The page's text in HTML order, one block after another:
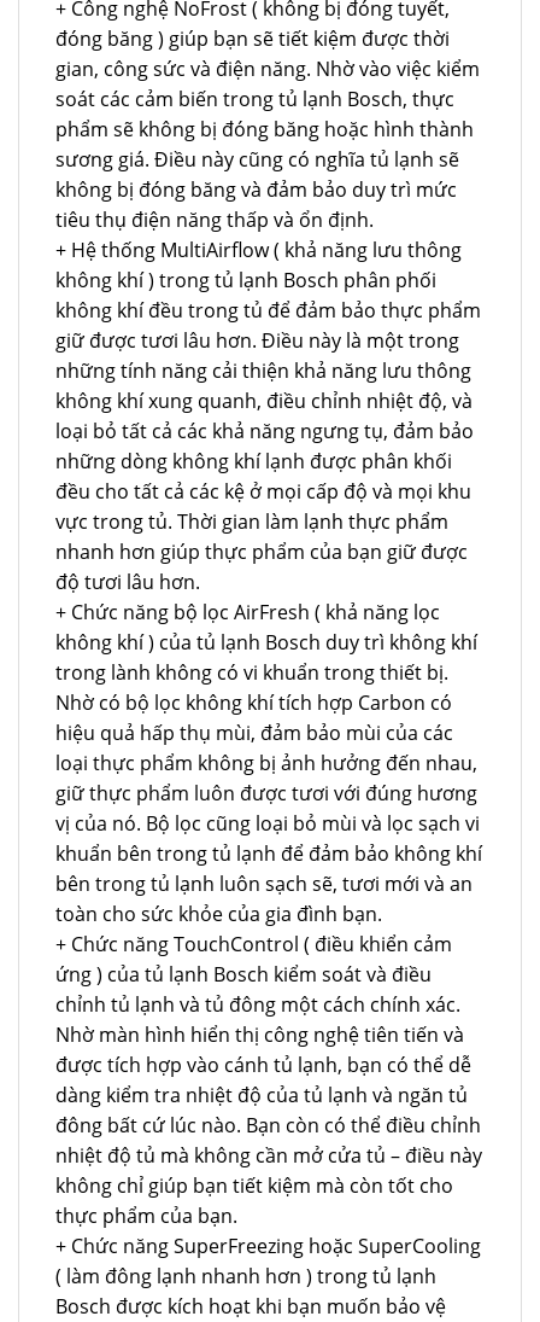
+ Công nghệ NoFrost ( không bị đóng tuyết,
đóng băng ) giúp bạn sẽ tiết kiệm được thời
gian, công sức và điện năng. Nhờ vào việc kiểm
soát các cảm biến trong tủ lạnh Bosch, thực
phẩm sẽ không bị đóng băng hoặc hình thành
sương giá. Điều này cũng có nghĩa tủ lạnh sẽ
không bị đóng băng và đảm bảo duy trì mức
tiêu thụ điện năng thấp và ổn định.
+ Hệ thống MultiAirflow ( khả năng lưu thông
không khí ) trong tủ lạnh Bosch phân phối
không khí đều trong tủ để đảm bảo thực phẩm
giữ được tươi lâu hơn. Điều này là một trong
những tính năng cải thiện khả năng lưu thông
không khí xung quanh, điều chỉnh nhiệt độ, và
loại bỏ tất cả các khả năng ngưng tụ, đảm bảo
những dòng không khí lạnh được phân khối
đều cho tất cả các kệ ở mọi cấp độ và mọi khu
vực trong tủ. Thời gian làm lạnh thực phẩm
nhanh hơn giúp thực phẩm của bạn giữ được
độ tươi lâu hơn.
+ Chức năng bộ lọc AirFresh ( khả năng lọc
không khí ) của tủ lạnh Bosch duy trì không khí
trong lành không có vi khuẩn trong thiết bị.
Nhờ có bộ lọc không khí tích hợp Carbon có
hiệu quả hấp thụ mùi, đảm bảo mùi của các
loại thực phẩm không bị ảnh hưởng đến nhau,
giữ thực phẩm luôn được tươi với đúng hương
vị của nó. Bộ lọc cũng loại bỏ mùi và lọc sạch vi
khuẩn bên trong tủ lạnh để đảm bảo không khí
bên trong tủ lạnh luôn sạch sẽ, tươi mới và an
toàn cho sức khỏe của gia đình bạn.
+ Chức năng TouchControl ( điều khiển cảm
ứng ) của tủ lạnh Bosch kiểm soát và điều
chỉnh tủ lạnh và tủ đông một cách chính xác.
Nhờ màn hình hiển thị công nghệ tiên tiến và
được tích hợp vào cánh tủ lạnh, bạn có thể dễ
dàng kiểm tra nhiệt độ của tủ lạnh và ngăn tủ
đông bất cứ lúc nào. Bạn còn có thể điều chỉnh
nhiệt độ tủ mà không cần mở cửa tủ – điều này
không chỉ giúp bạn tiết kiệm mà còn tốt cho
thực phẩm của bạn.
+ Chức năng SuperFreezing hoặc SuperCooling
( làm đông lạnh nhanh hơn ) trong tủ lạnh
Bosch được kích hoạt khi bạn muốn bảo vệ